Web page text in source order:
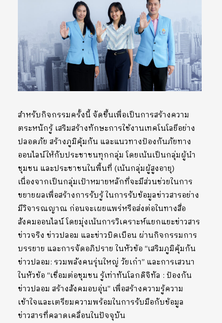
สำหรับกิจกรรมครั้งนี้ จัดขึ้นเพื่อเป็นการสร้างความ
ตระหนักรู้ เสริมสร้างทักษะการใช้งานเทคโนโลยีอย่าง
ปลอดภัย สร้างภูมิคุ้มกัน และแนวทางป้องกันภัยทาง
ออนไลน์ให้กับประชาชนทุกกลุ่ม โดยเน้นเป็นกลุ่มผู้นำ
ชุมชน และประชาชนในพื้นที่ (เน้นกลุ่มผู้สูงอายุ)
เนื่องจากเป็นกลุ่มเป้าหมายหลักที่จะมีส่วนช่วยในการ
ขยายผลเพื่อสร้างการรับรู้ ในการรับข้อมูลข่าวสารอย่าง
มีวิจารณญาณ ก่อนจะเผยแพร่หรือส่งต่อในทางสื่อ
สังคมออนไลน์ โดยมุ่งเน้นการวิเคราะห์แยกแยะข่าวสาร
ข่าวจริง ข่าวปลอม และข่าวบิดเบือน ผ่านกิจกรรมการ
บรรยาย และการจัดอภิปราย ในหัวข้อ “เสริมภูมิคุ้มกัน
ข่าวปลอม: รวมพลังคนรุ่นใหญ่ วัยเก๋า” และการเสวนา
ในหัวข้อ “เชื่อมต่อชุมชน รู้เท่าทันโลกดิจิทัล : ป้องกัน
ข่าวปลอม สร้างสังคมอบอุ่น” เพื่อสร้างความรู้ความ
เข้าใจและเตรียมความพร้อมในการรับมือกับข้อมูล
ข่าวสารที่คลาดเคลื่อนในปัจจุบัน